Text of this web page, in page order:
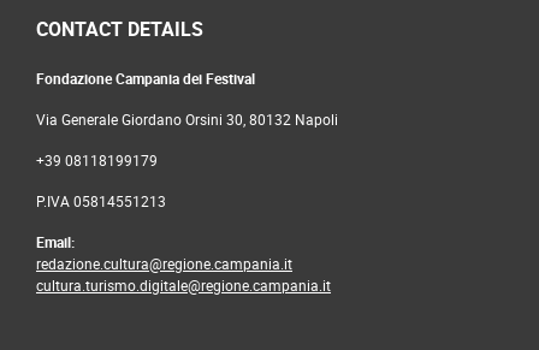
CONTACT DETAILS
Fondazione Campania dei Festival
Via Generale Giordano Orsini 30, 80132 Napoli
+39 08118199179
P.IVA 05814551213
Email:
redazione.cultura@regione.campania.it
cultura.turismo.digitale@regione.campania.it